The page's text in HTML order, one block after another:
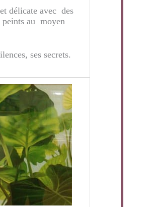
délicate avec des
peints au moyen
ses secrets.